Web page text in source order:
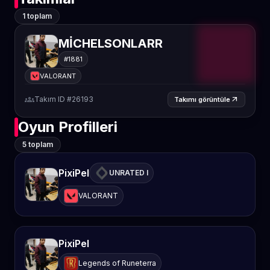
1 toplam
MİCHELSONLARR
#1881
VALORANT
groupsTakım ID #26193 Takımı görüntüle arrow_outward
Oyun Profilleri
5 toplam
PixiPel UNRATED I
VALORANT
PixiPel
Legends of Runeterra